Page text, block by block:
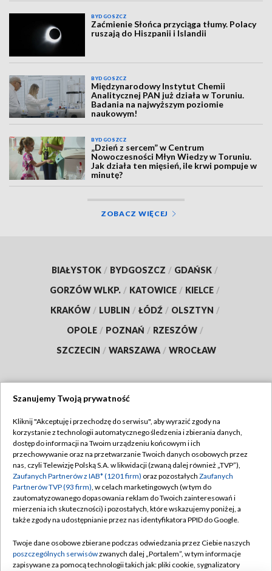
BYDGOSZCZ
Zaćmienie Słońca przyciąga tłumy. Polacy
ruszają do Hiszpanii i Islandii
BYDGOSZCZ
Międzynarodowy Instytut Chemii
Analitycznej PAN już działa w Toruniu.
Badania na najwyższym poziomie
naukowym!
BYDGOSZCZ
„Dzień z sercem” w Centrum
Nowoczesności Młyn Wiedzy w Toruniu.
Jak działa ten mięsień, ile krwi pompuje w
minutę?
ZOBACZ WIĘCEJ
BIAŁYSTOK / BYDGOSZCZ / GDAŃSK /
GORZÓW WLKP. / KATOWICE / KIELCE /
KRAKÓW / LUBLIN / ŁÓDŹ / OLSZTYN /
OPOLE / POZNAŃ / RZESZÓW /
SZCZECIN / WARSZAWA / WROCŁAW
TVP
Abonament TVP
Emisja w TVP
Centrum informacji TVP
Naziemna Telewizja Cyfrowa
Rada Programowa
Regulamin TVP
Polityka prywatności
Moje zgody
Pomoc
Kontakt
Szanujemy Twoją prywatność
Kliknij "Akceptuję i przechodzę do serwisu", aby wyrazić zgody na
korzystanie z technologii automatycznego śledzenia i zbierania danych,
dostęp do informacji na Twoim urządzeniu końcowym i ich
przechowywanie oraz na przetwarzanie Twoich danych osobowych przez
nas, czyli Telewizję Polską S.A. w likwidacji (zwaną dalej również „TVP”),
Zaufanych Partnerów z IAB* (1201 firm) oraz pozostałych Zaufanych
Partnerów TVP (93 firm), w celach marketingowych (w tym do
zautomatyzowanego dopasowania reklam do Twoich zainteresowań i
mierzenia ich skuteczności) i pozostałych, które wskazujemy poniżej, a
także zgody na udostępnianie przez nas identyfikatora PPID do Google.
Twoje dane osobowe zbierane podczas odwiedzania przez Ciebie naszych
poszczególnych serwisówzwanych dalej „Portalem”, w tym informacje
zapisywane za pomocą technologii takich jak: pliki cookie, sygnalizatory